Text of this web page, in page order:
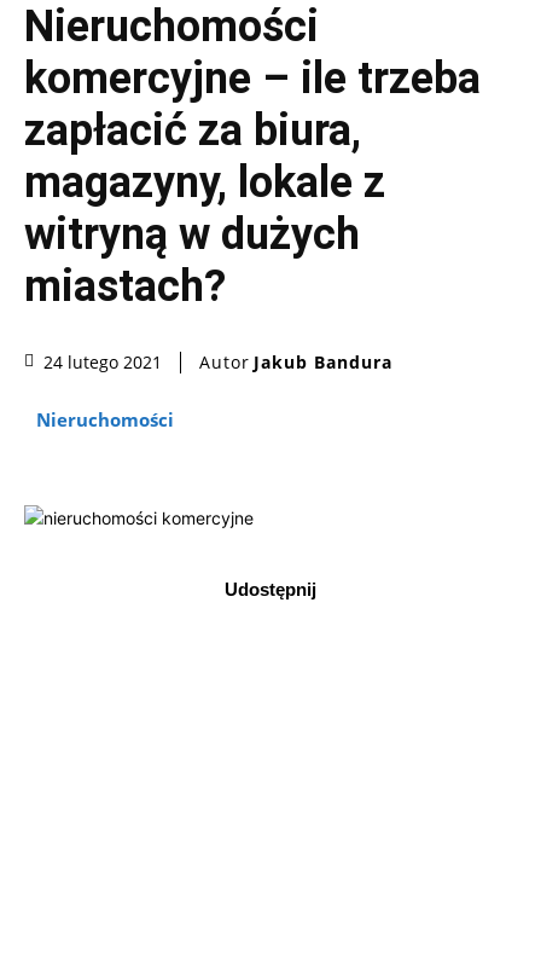
Nieruchomości
komercyjne – ile trzeba
zapłacić za biura,
magazyny, lokale z
witryną w dużych
miastach?
24 lutego 2021 Autor Jakub Bandura
Nieruchomości
Udostępnij